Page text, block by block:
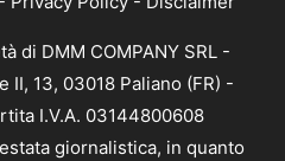
di DMM COMPANY SRL -
II, 13, 03018 Paliano (FR) -
I.V.A. 03144800608
giornalistica, in quanto